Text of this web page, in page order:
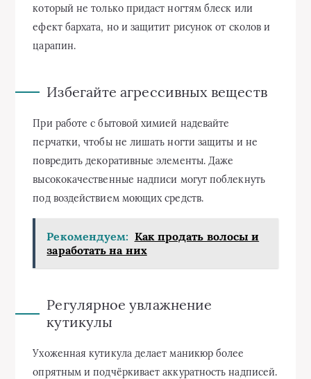
который не только придаст ногтям блеск или
ефект бархата, но и защитит рисунок от сколов и
царапин.
Избегайте агрессивных веществ
При работе с бытовой химией надевайте
перчатки, чтобы не лишать ногти защиты и не
повредить декоративные элементы. Даже
высококачественные надписи могут поблекнуть
под воздействием моющих средств.
Рекомендуем: Как продать волосы и
заработать на них
Регулярное увлажнение
кутикулы
Ухоженная кутикула делает маникюр более
опрятным и подчёркивает аккуратность надписей.